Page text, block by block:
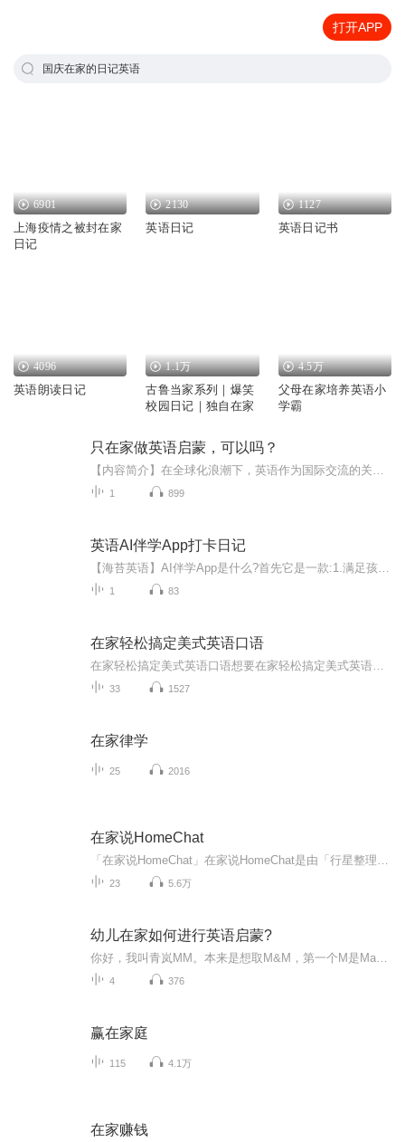
打开APP
国庆在家的日记英语
6901
上海疫情之被封在家
日记
2130
英语日记
1127
英语日记书
4096
英语朗读日记
1.1万
古鲁当家系列｜爆笑
校园日记｜独自在家
4.5万
父母在家培养英语小
学霸
只在家做英语启蒙，可以吗？
1 899
英语AI伴学App打卡日记
1 83
在家轻松搞定美式英语口语
33 1527
在家律学
25 2016
在家说HomeChat
23 5.6万
幼儿在家如何进行英语启蒙?
4 376
赢在家庭
115 4.1万
在家赚钱